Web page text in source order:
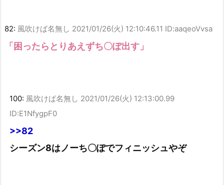
82: 風吹けば名無し 2021/01/26(火) 12:10:46.11 ID:aaqeoVvsa
「困ったらとりあえずち〇ぽ出す」
100: 風吹けば名無し 2021/01/26(火) 12:13:00.99
ID:E1NfygpF0
>>82
シーズン8はノーち〇ぽでフィニッシュやぞ